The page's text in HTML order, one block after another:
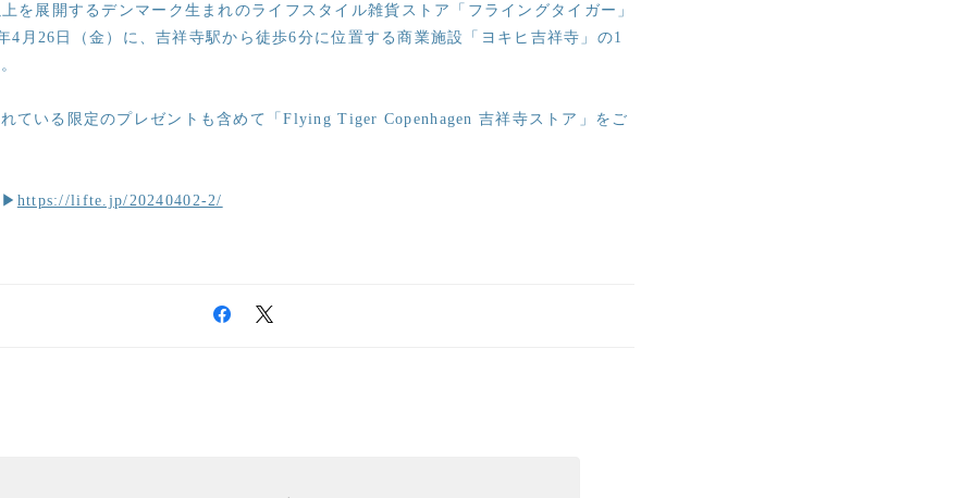
を展開するデンマーク生まれのライフスタイル雑貨ストア「フライングタイガー」
4月26日（金）に、吉祥寺駅から徒歩6分に位置する商業施設「ヨキヒ吉祥寺」の1
ている限定のプレゼントも含めて「Flying Tiger Copenhagen 吉祥寺ストア」をご
▶ https://lifte.jp/20240402-2/